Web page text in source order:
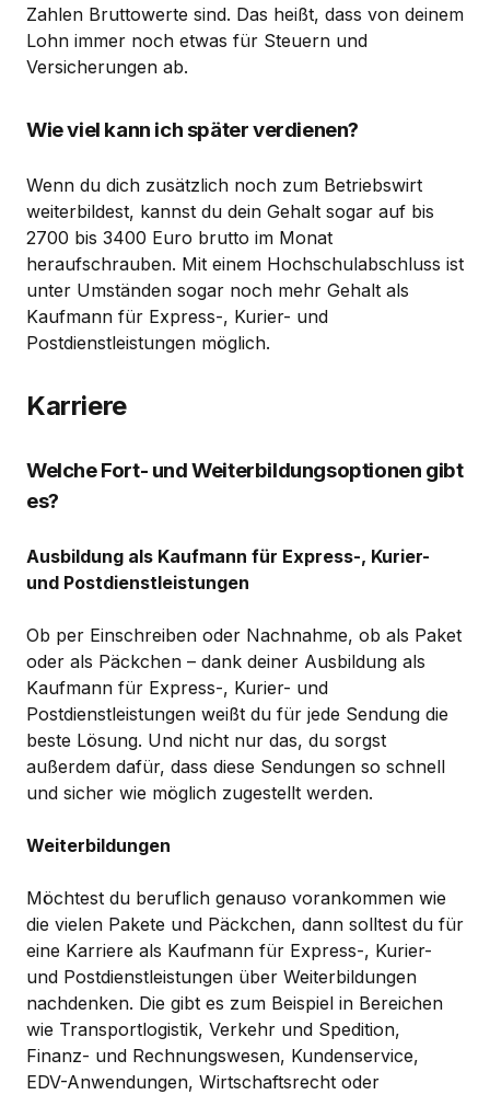
Zahlen Bruttowerte sind. Das heißt, dass von deinem
Lohn immer noch etwas für Steuern und
Versicherungen ab.
Wie viel kann ich später verdienen?
Wenn du dich zusätzlich noch zum Betriebswirt
weiterbildest, kannst du dein Gehalt sogar auf bis
2700 bis 3400 Euro brutto im Monat
heraufschrauben. Mit einem Hochschulabschluss ist
unter Umständen sogar noch mehr Gehalt als
Kaufmann für Express-, Kurier- und
Postdienstleistungen möglich.
Karriere
Welche Fort- und Weiterbildungsoptionen gibt
es?
Ausbildung als Kaufmann für Express-, Kurier-
und Postdienstleistungen
Ob per Einschreiben oder Nachnahme, ob als Paket
oder als Päckchen – dank deiner Ausbildung als
Kaufmann für Express-, Kurier- und
Postdienstleistungen weißt du für jede Sendung die
beste Lösung. Und nicht nur das, du sorgst
außerdem dafür, dass diese Sendungen so schnell
und sicher wie möglich zugestellt werden.
Weiterbildungen
Möchtest du beruflich genauso vorankommen wie
die vielen Pakete und Päckchen, dann solltest du für
eine Karriere als Kaufmann für Express-, Kurier-
und Postdienstleistungen über Weiterbildungen
nachdenken. Die gibt es zum Beispiel in Bereichen
wie Transportlogistik, Verkehr und Spedition,
Finanz- und Rechnungswesen, Kundenservice,
EDV-Anwendungen, Wirtschaftsrecht oder